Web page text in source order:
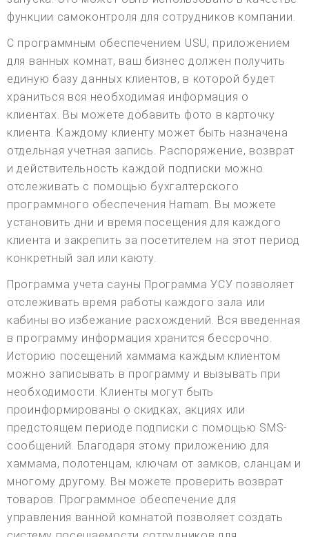
функции самоконтроля для сотрудников компании.
С программным обеспечением USU, приложением
для ванных комнат, ваш бизнес должен получить
единую базу данных клиентов, в которой будет
храниться вся необходимая информация о
клиентах. Вы можете добавить фото в карточку
клиента. Каждому клиенту может быть назначена
отдельная учетная запись. Распоряжение, возврат
и действительность каждой подписки можно
отслеживать с помощью бухгалтерского
программного обеспечения Hamam. Вы можете
установить дни и время посещения для каждого
клиента и закрепить за посетителем на этот период
конкретный зал или каюту.
Программа учета сауны Программа УСУ позволяет
отслеживать время работы каждого зала или
кабины во избежание расхождений. Вся введенная
в программу информация хранится бессрочно.
Историю посещений хаммама каждым клиентом
можно записывать в программу и вызывать при
необходимости. Клиенты могут быть
проинформированы о скидках, акциях или
предстоящем периоде подписки с помощью SMS-
сообщений. Благодаря этому приложению для
хаммама, полотенцам, ключам от замков, сланцам и
многому другому. Вы можете проверить возврат
товаров. Программное обеспечение для
управления ванной комнатой позволяет создать